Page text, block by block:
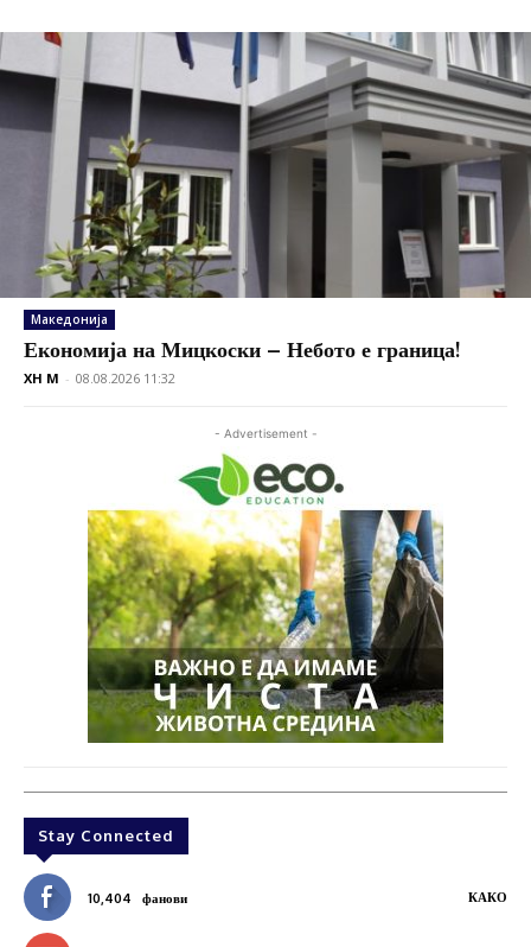
Македонија
Економија на Мицкоски – Небото е граница!
XH M - 08.08.2026 11:32
- Advertisement -
Stay Connected
10,404 фанови КАКО